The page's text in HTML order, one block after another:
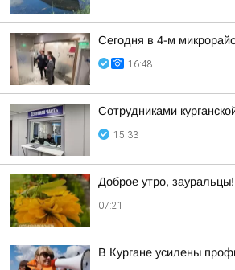
Сегодня в 4-м
16:48
Сотрудниками
15:33
Доброе утро,
07:21
В Кургане усилены